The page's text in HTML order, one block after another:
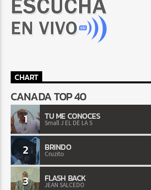
CHART
CANADA TOP 40
1 TU ME CONOCES
Small J EL DE LA S
2 BRINDO
Cruzito
3 FLASH BACK
JEAN SALCEDO